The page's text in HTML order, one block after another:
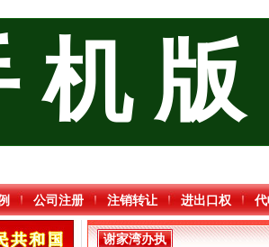
机 版
公司注册 注销转让 进出口权
谢家湾办执